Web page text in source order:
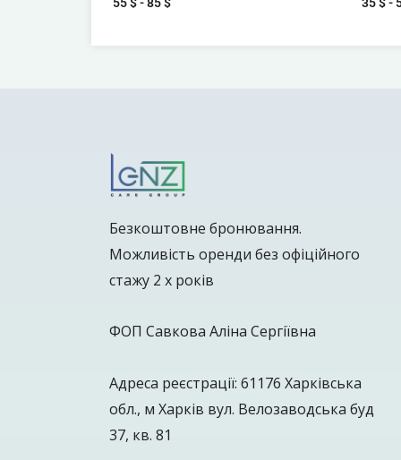
Безкоштовне бронювання.
Можливість оренди без офіційного
стажу 2 х років
ФОП Савкова Аліна Сергіївна
Адреса реєстрації: 61176 Харківська
обл., м Харків вул. Велозаводська буд
37, кв. 81